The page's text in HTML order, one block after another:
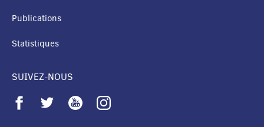
Publications
Statistiques
SUIVEZ-NOUS